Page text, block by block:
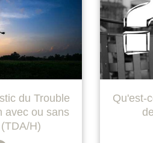
du Trouble
avec ou sans
H)
Qu'est-